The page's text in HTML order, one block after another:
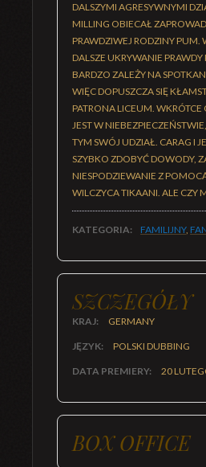
DALSZYMI AGRESYWNYMI
MILLING OBIECAŁ
PRAWDZIWEJ RODZINY PUM.
DALSZE UKRYWANIE
BARDZO ZALEŻY NA
WIĘC DOPUSZCZA SIĘ
PATRONA LICEUM. WKRÓTCE
JEST W
TYM SWÓJ UDZIAŁ. CARAG I
SZYBKO ZDOBYĆ DOWODY,
NIESPODZIEWANIE Z
WILCZYCA TIKAANI. ALE CZY
KATEGORIA: FAMILIJNY,
SZCZEGÓŁY
KRAJ: GERMANY
JĘZYK: POLSKI DUBBING
DATA PREMIERY: 20
BOX OFFICE